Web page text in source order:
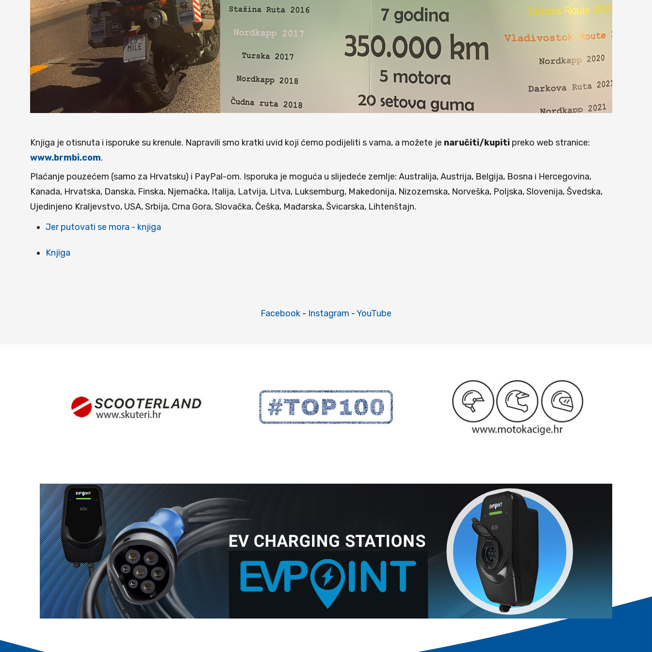
Knjiga je otisnuta i isporuke su krenule. Napravili smo kratki uvid koji ćemo podijeliti s vama, a možete je naručiti/kupiti preko web stranice:
www.brmbi.com.
Plaćanje pouzećem (samo za Hrvatsku) i PayPal-om. Isporuka je moguća u slijedeće zemlje: Australija, Austrija, Belgija, Bosna i Hercegovina,
Kanada, Hrvatska, Danska, Finska, Njemačka, Italija, Latvija, Litva, Luksemburg, Makedonija, Nizozemska, Norveška, Poljska, Slovenija, Švedska,
Ujedinjeno Kraljevstvo, USA, Srbija, Crna Gora, Slovačka, Češka, Mađarska, Švicarska, Lihtenštajn.
Jer putovati se mora - knjiga
Knjiga
Facebook - Instagram -YouTube